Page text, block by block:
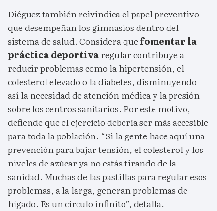
Diéguez también reivindica el papel preventivo
que desempeñan los gimnasios dentro del
sistema de salud. Considera que fomentar la
práctica deportivaregular contribuye a
reducir problemas como la hipertensión, el
colesterol elevado o la diabetes, disminuyendo
así la necesidad de atención médica y la presión
sobre los centros sanitarios. Por este motivo,
defiende que el ejercicio debería ser más accesible
para toda la población. “Si la gente hace aquí una
prevención para bajar tensión, el colesterol y los
niveles de azúcar ya no estás tirando de la
sanidad. Muchas de las pastillas para regular esos
problemas, a la larga, generan problemas de
hígado. Es un círculo infinito”, detalla.